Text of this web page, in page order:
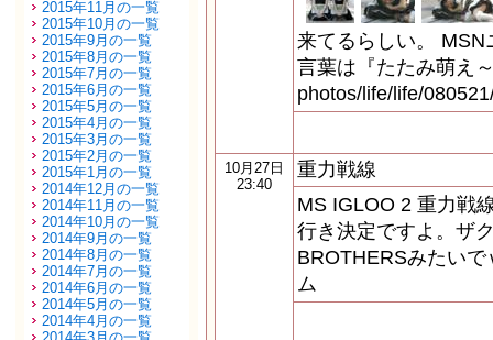
2015年11月の一覧
2015年10月の一覧
2015年9月の一覧
2015年8月の一覧
2015年7月の一覧
2015年6月の一覧
2015年5月の一覧
2015年4月の一覧
2015年3月の一覧
2015年2月の一覧
2015年1月の一覧
2014年12月の一覧
2014年11月の一覧
2014年10月の一覧
2014年9月の一覧
2014年8月の一覧
2014年7月の一覧
2014年6月の一覧
2014年5月の一覧
2014年4月の一覧
来てるらしい。
言葉は『たたみ萌え
photos/life/life/
10月27日
23:40
重力戦線
MS IGLOO 2 重力戦
行き決定ですよ。ザ
BROTHERSみたい
ム